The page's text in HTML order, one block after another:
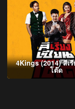
4Kings (2014) สีเ
โต๊ด